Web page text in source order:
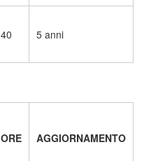
40 5 anni
ORE AGGIORNAMENTO